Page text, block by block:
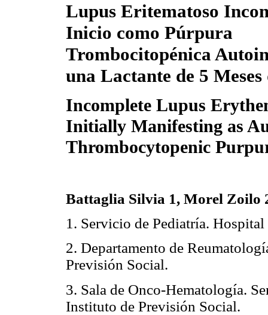
Lupus Eritematoso
Inicio como Púrpura
Trombocitopénica
una Lactante de 5 Meses
Incomplete Lupus
Initially Manifesting as
Thrombocytopenic
Battaglia Silvia 1, Morel Zoilo
1. Servicio de Pediatría.
2. Departamento de
Previsión Social.
3. Sala de Onco-Hematología.
Instituto de Previsión Social.